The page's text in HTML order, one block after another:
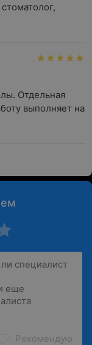
Отдельная
выполняет на
Рекомендую